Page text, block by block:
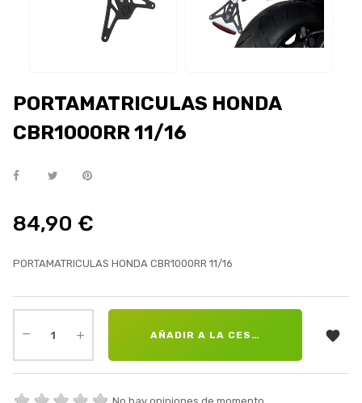
PORTAMATRICULAS HONDA
CBR1000RR 11/16
84,90 €
PORTAMATRICULAS HONDA CBR1000RR 11/16
AÑADIR A LA CESTA 